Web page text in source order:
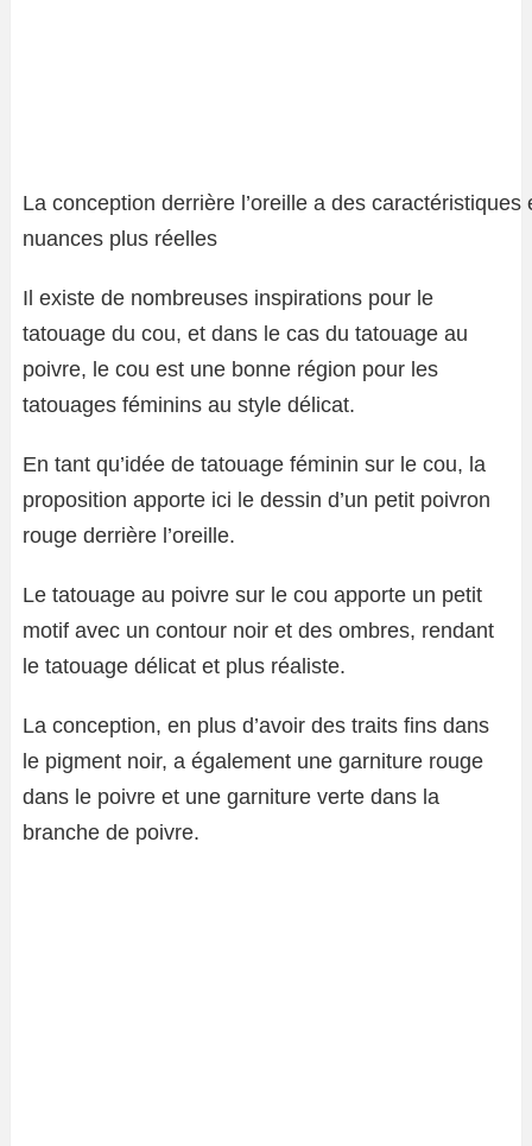
La conception derrière l’oreille a des caractéristiques
nuances plus réelles
Il existe de nombreuses inspirations pour le
tatouage du cou, et dans le cas du tatouage au
poivre, le cou est une bonne région pour les
tatouages ​​féminins au style délicat.
En tant qu’idée de tatouage féminin sur le cou, la
proposition apporte ici le dessin d’un petit poivron
rouge derrière l’oreille.
Le tatouage au poivre sur le cou apporte un petit
motif avec un contour noir et des ombres, rendant
le tatouage délicat et plus réaliste.
La conception, en plus d’avoir des traits fins dans
le pigment noir, a également une garniture rouge
dans le poivre et une garniture verte dans la
branche de poivre.